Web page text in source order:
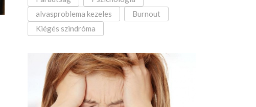
alvasproblema kezeles
Burnout
Kiégés szindróma